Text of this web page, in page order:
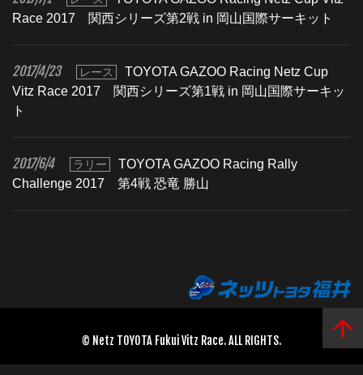
Race 2017 関西シリーズ第2戦 in 岡山国際サーキット
2017/4/23 レース
TOYOTA GAZOO Racing Netz Cup
Vitz Race 2017 関西シリーズ第1戦 in 岡山国際サーキッ
ト
2017/6/4 ラリー
TOYOTA GAZOO Racing Rally
Challenge 2017 第4戦 恐竜 勝山
© Netz TOYOTA Fukui Vitz Race. ALL RIGHTS.